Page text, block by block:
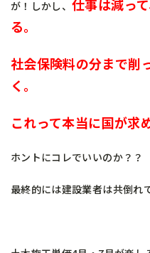
が！しかし、仕事は減っ
る。
社会保険料の分まで削
く。
これって本当に国が求
ホントにコレでいいのか？？
最終的には建設業者は共倒れ